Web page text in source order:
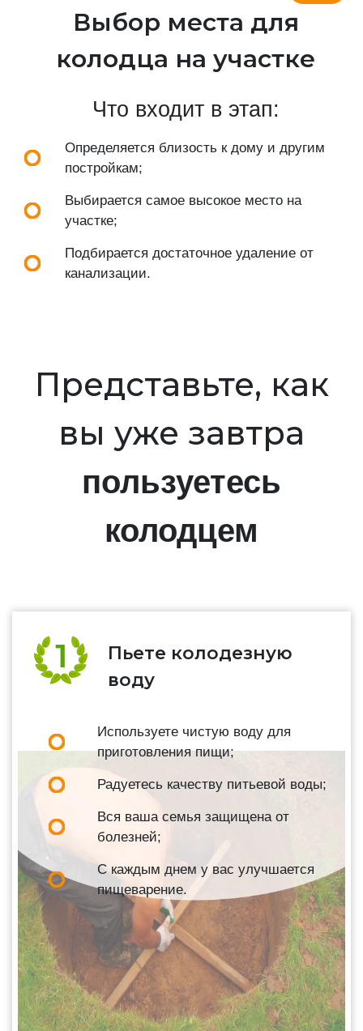
Выбор места для
колодца на участке
Что входит в этап:
Определяется близость к дому и другим
постройкам;
Выбирается самое высокое место на
участке;
Подбирается достаточное удаление от
канализации.
Представьте, как
вы уже завтра
пользуетесь
колодцем
Пьете колодезную
воду
Используете чистую воду для
приготовления пищи;
Радуетесь качеству питьевой воды;
Вся ваша семья защищена от
болезней;
С каждым днем у вас улучшается
пищеварение.